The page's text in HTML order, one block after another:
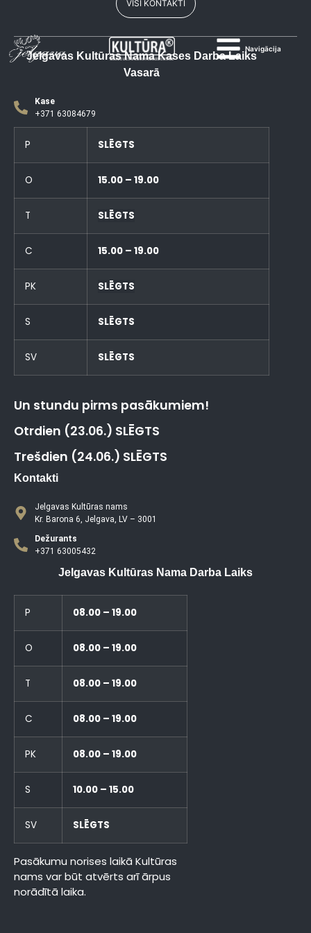
Navigācija
VISI KONTAKTI
Jelgavas Kultūras Nama Kases Darba Laiks
Vasarā
Kase
+371 63084679
P SLĒGTS
O 15.00 – 19.00
T SLĒGTS
C 15.00 – 19.00
PK SLĒGTS
S SLĒGTS
SV SLĒGTS
Un stundu pirms pasākumiem!
Otrdien (23.06.) SLĒGTS
Trešdien (24.06.) SLĒGTS
Kontakti
Jelgavas Kultūras nams
Kr. Barona 6, Jelgava, LV – 3001
Dežurants
+371 63005432
Jelgavas Kultūras Nama Darba Laiks
P 08.00 – 19.00
O 08.00 – 19.00
T 08.00 – 19.00
C 08.00 – 19.00
PK 08.00 – 19.00
S 10.00 – 15.00
SV SLĒGTS
Pasākumu norises laikā Kultūras
nams var būt atvērts arī ārpus
norādītā laika.